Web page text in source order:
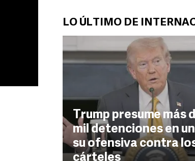
LO ÚLTIMO DE
Trump presume más
mil detenciones en
su ofensiva contra
cárteles